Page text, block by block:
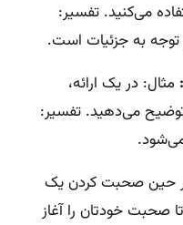
می‌کنید. تفسیر:
به جزئیات است.
مثال: در یک ارائه،
توضیح می‌دهید. تفسیر:
حین صحبت کردن یک
صحبت خودتان را آغاز